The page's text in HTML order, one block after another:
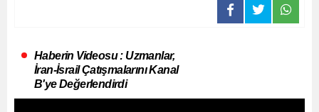
Haberin Videosu : Uzmanlar,
İran-İsrail Çatışmalarını Kanal
B'ye Değerlendirdi